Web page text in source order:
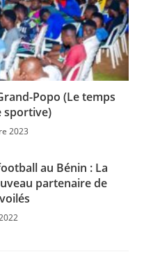
Popo (Le temps
sportive)
2023
au Bénin : La
partenaire de